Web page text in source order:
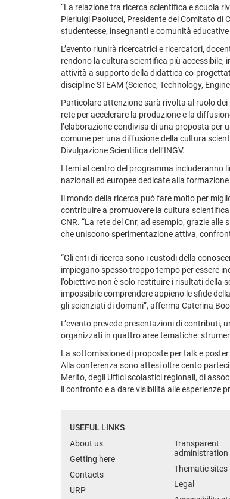
“La relazione tra ricerca scientifica e scuola
Pierluigi Paolucci, Presidente del Comitato di
studentesse, insegnanti e comunità
L’evento riunirà ricercatrici e ricercatori,
rendono la cultura scientifica più accessibile,
attività a supporto della didattica co-
discipline STEAM (Science, Technology,
Particolare attenzione sarà rivolta al ruolo
rete per accelerare la produzione e la
l’elaborazione condivisa di una proposta per
comune per una diffusione della cultura
Divulgazione Scientifica dell’INGV.
I temi al centro del programma includeranno
nazionali ed europee dedicate alla
Il mondo della ricerca può fare molto per
contribuire a promuovere la cultura
CNR. “La rete del Cnr, ad esempio, grazie
che uniscono sperimentazione attiva,
“Gli enti di ricerca sono i custodi della
impiegano spesso troppo tempo per essere
l’obiettivo non è solo restituire i risultati
impossibile comprendere appieno le sfide
gli scienziati di domani”, afferma Caterina
L’evento prevede presentazioni di contributi,
organizzati in quattro aree tematiche:
La sottomissione di proposte per talk e
Alla conferenza sono attesi oltre cento
Merito, degli Uffici scolastici regionali, di
il confronto e a dare visibilità alle esperienze
USEFUL LINKS
About us
Getting here
Contacts
URP
Transparent
administration
Thematic sites
Legal